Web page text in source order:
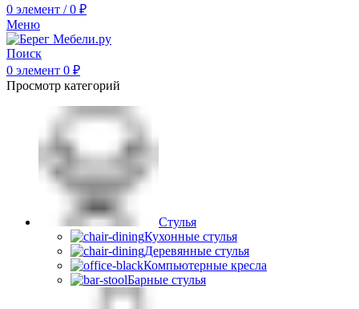
0 элемент / 0 ₽
Меню
Поиск
0 элемент 0 ₽
Просмотр категорий
Стулья
Кухонные стулья
Деревянные стулья
Компьютерные кресла
Барные стулья